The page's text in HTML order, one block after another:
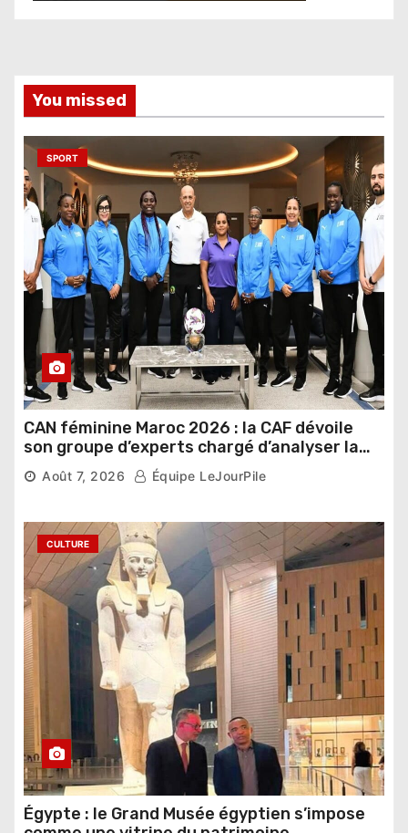
You missed
SPORT
CAN féminine Maroc 2026 : la CAF dévoile
son groupe d’experts chargé d’analyser la
compétition
Août 7, 2026 Équipe LeJourPile
CULTURE
Égypte : le Grand Musée égyptien s’impose